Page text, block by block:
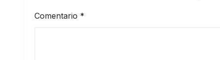
Comentario *